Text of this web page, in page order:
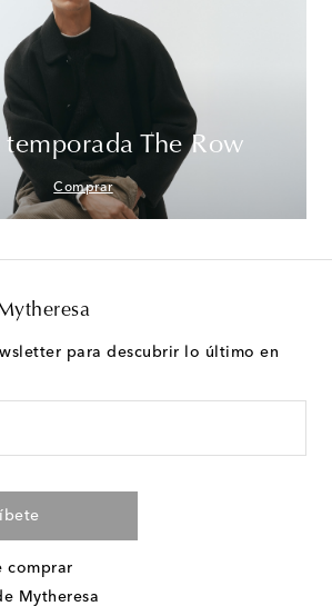
The Row
Comprar
para descubrir lo último en
comprar
Mytheresa